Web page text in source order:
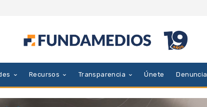
Recursos Transparencia Únete Denuncia